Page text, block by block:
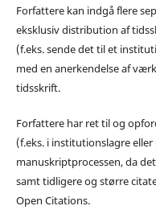
Forfattere kan indgå flere
eksklusiv distribution af
(f.eks. sende det til et
med en anerkendelse af
tidsskrift.
Forfattere har ret til og
(f.eks. i institutionslagre
manuskriptprocessen, da
samt tidligere og større
Open Citations.